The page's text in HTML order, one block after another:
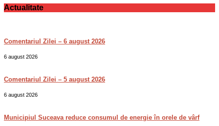
Actualitate
Comentariul Zilei – 6 august 2026
6 august 2026
Comentariul Zilei – 5 august 2026
6 august 2026
Municipiul Suceava reduce consumul de energie în orele de vârf